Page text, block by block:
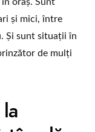
și mici, între
Și sunt situații în
de mulți